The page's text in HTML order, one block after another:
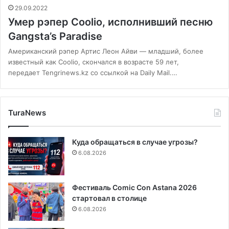
29.09.2022
Умер рэпер Coolio, исполнивший песню
Gangsta’s Paradise
Американский рэпер Артис Леон Айви — младший, более
известный как Coolio, скончался в возрасте 59 лет,
передает Tengrinews.kz со ссылкой на Daily Mail.…
TuraNews
Куда обращаться в случае угрозы?
6.08.2026
Фестиваль Comic Con Astana 2026
стартовал в столице
6.08.2026